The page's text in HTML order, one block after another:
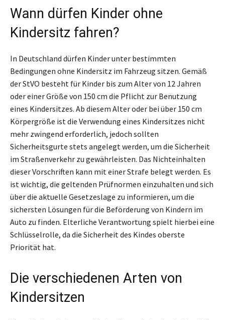
Wann dürfen Kinder ohne
Kindersitz fahren?
In Deutschland dürfen Kinder unter bestimmten
Bedingungen ohne Kindersitz im Fahrzeug sitzen. Gemäß
der StVO besteht für Kinder bis zum Alter von 12 Jahren
oder einer Größe von 150 cm die Pflicht zur Benutzung
eines Kindersitzes. Ab diesem Alter oder bei über 150 cm
Körpergröße ist die Verwendung eines Kindersitzes nicht
mehr zwingend erforderlich, jedoch sollten
Sicherheitsgurte stets angelegt werden, um die Sicherheit
im Straßenverkehr zu gewährleisten. Das Nichteinhalten
dieser Vorschriften kann mit einer Strafe belegt werden. Es
ist wichtig, die geltenden Prüfnormen einzuhalten und sich
über die aktuelle Gesetzeslage zu informieren, um die
sichersten Lösungen für die Beförderung von Kindern im
Auto zu finden. Elterliche Verantwortung spielt hierbei eine
Schlüsselrolle, da die Sicherheit des Kindes oberste
Priorität hat.
Die verschiedenen Arten von
Kindersitzen